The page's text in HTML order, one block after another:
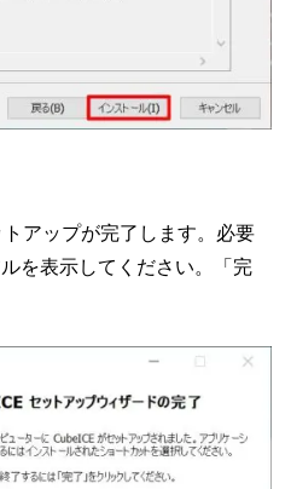
アップが完了します。必要
を表示してください。「完